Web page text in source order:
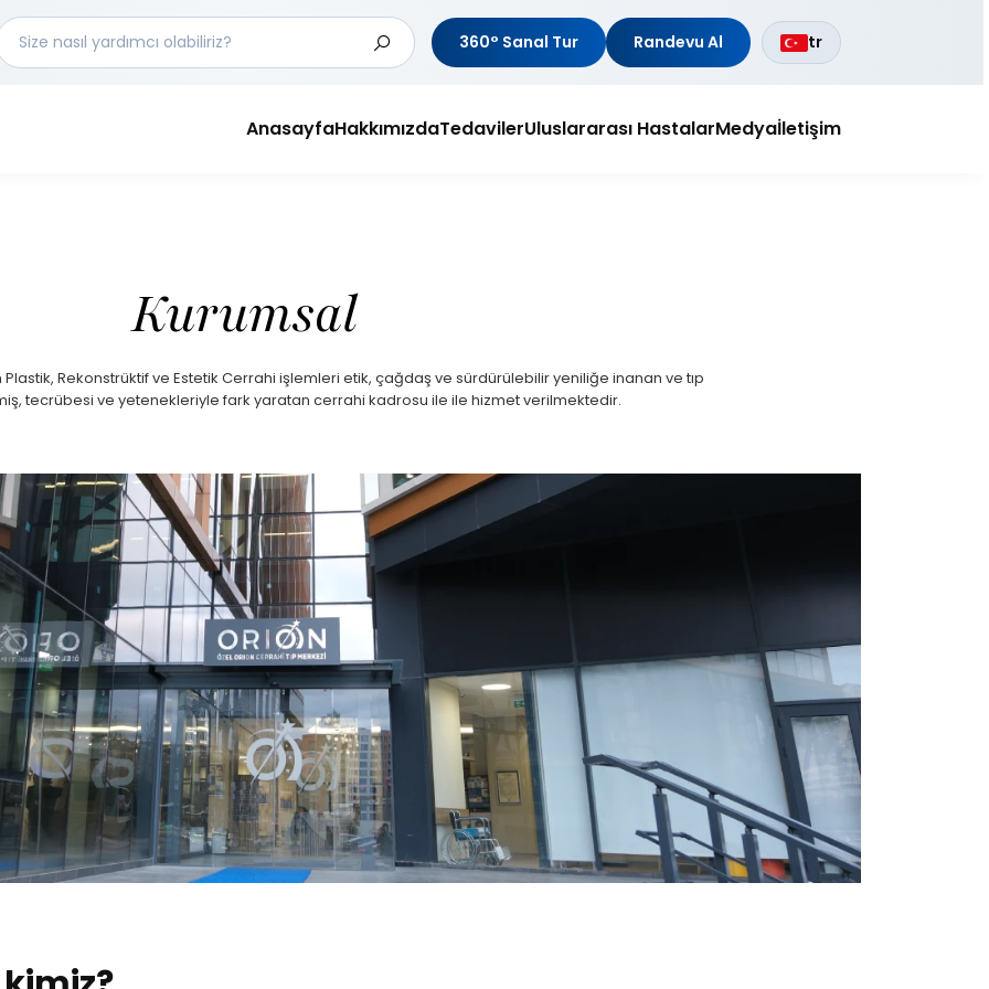
360° Sanal Tur Randevu Al tr
AnasayfaHakkımızdaTedavilerUluslararası HastalarMedyaİletişim
Kurumsal
Rekonstrüktif ve Estetik Cerrahi işlemleri etik, çağdaş ve sürdürülebilir yeniliğe inanan ve tıp
tecrübesi ve yetenekleriyle fark yaratan cerrahi kadrosu ile ile hizmet verilmektedir.